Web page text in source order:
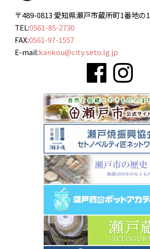
〒489-0813 愛知県瀬戸市蔵所町1番地の1
TEL:0561-85-2730
FAX:0561-97-1557
E-mail:kankou@city.seto.lg.jp